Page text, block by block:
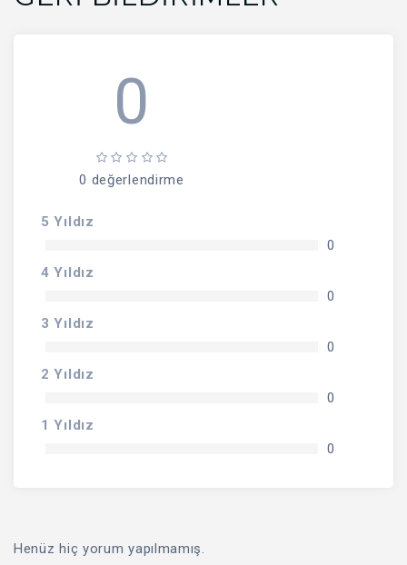
0
0 değerlendirme
5 Yıldız
0
4 Yıldız
0
3 Yıldız
0
2 Yıldız
0
1 Yıldız
0
Henüz hiç yorum yapılmamış.